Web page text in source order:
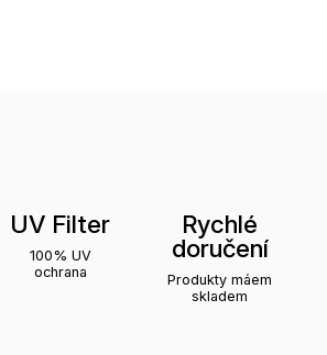
UV Filter
100% UV
ochrana
Rychlé
doručení
Produkty máem
skladem